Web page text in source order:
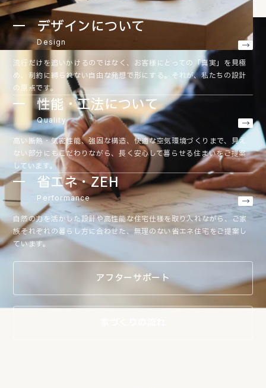
デザインについて
Design
流行だけを追いかけるのではなく、お客様にとっての「真実」を見極
め、制約に縛られない自由な発想で形にする。それが、私たちの設計
の原点です。
性能・工法について
Quality
高い断熱・気密性能、強固な構造、快適な空気環境づくりまで、見え
ない部分にもこだわりながら、長く安心して暮らせる住まいをご提案
しています。
省エネ・ZEH
Performance
自然の力を活かした設計や高性能な住宅仕様を取り入れながら、ご家
族それぞれの暮らし方に合わせた、無理のない省エネ住宅をご提案し
ています。
アフターサポート